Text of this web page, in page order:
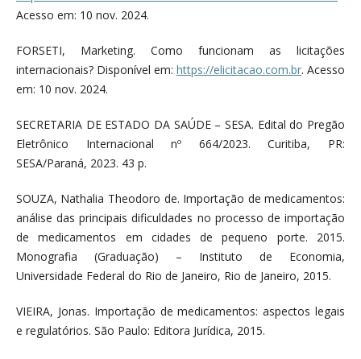
Acesso em: 10 nov. 2024.
FORSETI, Marketing. Como funcionam as licitações
internacionais? Disponível em:https://elicitacao.com.br. Acesso
em: 10 nov. 2024.
SECRETARIA DE ESTADO DA SAÚDE – SESA. Edital do Pregão
Eletrônico Internacional nº 664/2023. Curitiba, PR:
SESA/Paraná, 2023. 43 p.
SOUZA, Nathalia Theodoro de. Importação de medicamentos:
análise das principais dificuldades no processo de importação
de medicamentos em cidades de pequeno porte. 2015.
Monografia (Graduação) – Instituto de Economia,
Universidade Federal do Rio de Janeiro, Rio de Janeiro, 2015.
VIEIRA, Jonas. Importação de medicamentos: aspectos legais
e regulatórios. São Paulo: Editora Jurídica, 2015.